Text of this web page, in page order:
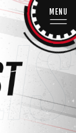
MENU